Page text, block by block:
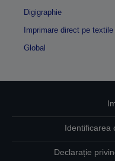
Digigraphie
Imprimare direct pe textile
Global
Identificarea
Declarație